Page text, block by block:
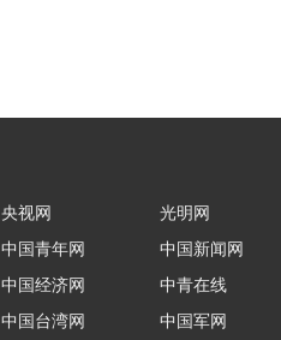
央视网
中国青年网
中国经济网
中国台湾网
光明网
中国新闻网
中青在线
中国军网